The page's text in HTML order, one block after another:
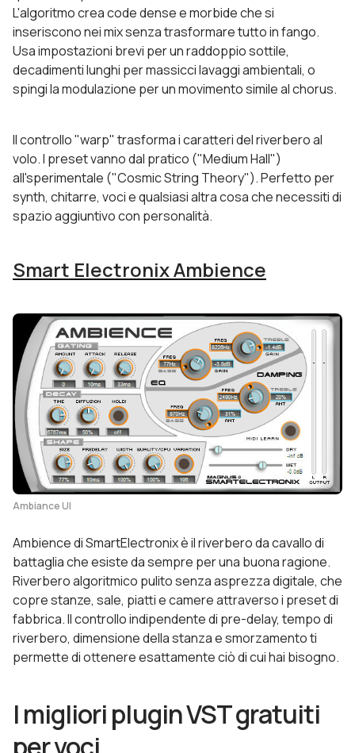
L'algoritmo crea code dense e morbide che si
inseriscono nei mix senza trasformare tutto in fango.
Usa impostazioni brevi per un raddoppio sottile,
decadimenti lunghi per massicci lavaggi ambientali, o
spingi la modulazione per un movimento simile al chorus.
Il controllo "warp" trasforma i caratteri del riverbero al
volo. I preset vanno dal pratico ("Medium Hall")
all'sperimentale ("Cosmic String Theory"). Perfetto per
synth, chitarre, voci e qualsiasi altra cosa che necessiti di
spazio aggiuntivo con personalità.
Smart Electronix Ambience
Ambiance UI
Ambience di SmartElectronix è il riverbero da cavallo di
battaglia che esiste da sempre per una buona ragione.
Riverbero algoritmico pulito senza asprezza digitale, che
copre stanze, sale, piatti e camere attraverso i preset di
fabbrica. Il controllo indipendente di pre-delay, tempo di
riverbero, dimensione della stanza e smorzamento ti
permette di ottenere esattamente ciò di cui hai bisogno.
I migliori plugin VST gratuiti